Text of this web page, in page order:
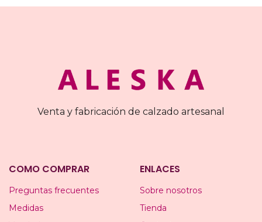
Venta y fabricación de calzado artesanal
COMO COMPRAR
Preguntas frecuentes
Medidas
ENLACES
Sobre nosotros
Tienda